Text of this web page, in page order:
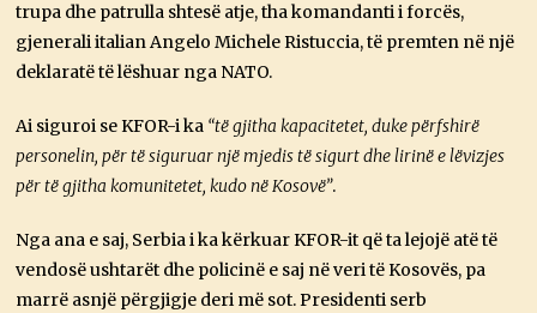
trupa dhe patrulla shtesë atje, tha komandanti i forcës,
gjenerali italian Angelo Michele Ristuccia, të premten në një
deklaratë të lëshuar nga NATO.
Ai siguroi se KFOR-i ka “të gjitha kapacitetet, duke përfshirë
personelin, për të siguruar një mjedis të sigurt dhe lirinë e lëvizjes
për të gjitha komunitetet, kudo në Kosovë”.
Nga ana e saj, Serbia i ka kërkuar KFOR-it që ta lejojë atë të
vendosë ushtarët dhe policinë e saj në veri të Kosovës, pa
marrë asnjë përgjigje deri më sot. Presidenti serb